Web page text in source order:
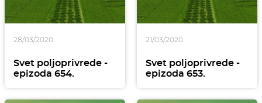
28/03/2020
Svet poljoprivrede -
epizoda 654.
21/03/2020
Svet poljoprivrede -
epizoda 653.